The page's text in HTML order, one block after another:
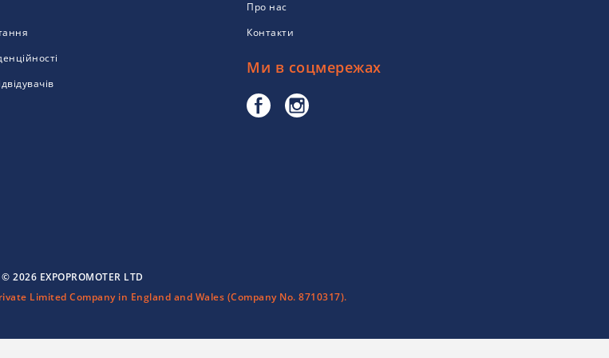
Про нас
Контакти
Ми в соцмережах
© 2026 EXPOPROMOTER LTD
Limited Company in England and Wales (Company No. 8710317).